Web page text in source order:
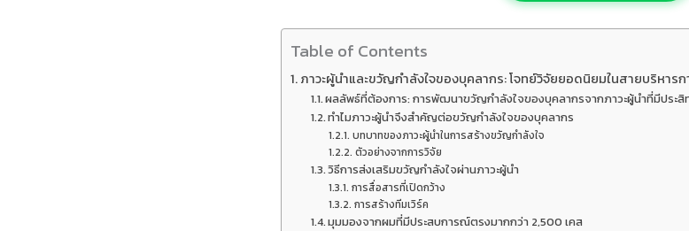
Table of Contents
ภาวะผู้นำและขวัญกำลังใจของบุคลากร: โจทย์วิจัยยอดนิยมในสายบริหาร
ผลลัพธ์ที่ต้องการ: การพัฒนาขวัญกำลังใจของบุคลากรจากภาวะผู้นำที่มีประ
ทำไมภาวะผู้นำจึงสำคัญต่อขวัญกำลังใจของบุคลากร
บทบาทของภาวะผู้นำในการสร้างขวัญกำลังใจ
ตัวอย่างจากการวิจัย
วิธีการส่งเสริมขวัญกำลังใจผ่านภาวะผู้นำ
การสื่อสารที่เปิดกว้าง
การสร้างทีมเวิร์ค
มุมมองจากผมที่มีประสบการณ์ตรงมากกว่า 2,500 เคส